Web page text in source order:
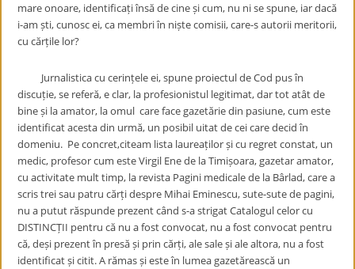
mare onoare, identificați însă de cine și cum, nu ni se spune, iar dacă
i-am ști, cunosc ei, ca membri în niște comisii, care-s autorii meritorii,
cu cărțile lor?
Jurnalistica cu cerințele ei, spune proiectul de Cod pus în
discuție, se referă, e clar, la profesionistul legitimat, dar tot atât de
bine și la amator, la omul care face gazetărie din pasiune, cum este
identificat acesta din urmă, un posibil uitat de cei care decid în
domeniu. Pe concret,citeam lista laureaților și cu regret constat, un
medic, profesor cum este Virgil Ene de la Timișoara, gazetar amator,
cu activitate mult timp, la revista Pagini medicale de la Bârlad, care a
scris trei sau patru cărți despre Mihai Eminescu, sute-sute de pagini,
nu a putut răspunde prezent când s-a strigat Catalogul celor cu
DISTINCȚII pentru că nu a fost convocat, nu a fost convocat pentru
că, deși prezent în presă și prin cărți, ale sale și ale altora, nu a fost
identificat și citit. A rămas și este în lumea gazetărească un